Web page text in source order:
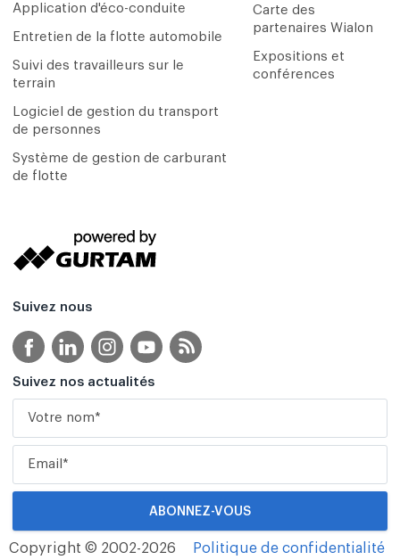
Application d'éco-conduite
Entretien de la flotte automobile
Suivi des travailleurs sur le
terrain
Logiciel de gestion du transport
de personnes
Système de gestion de carburant
de flotte
Carte des
partenaires Wialon
Expositions et
conférences
Suivez nous
Suivez nos actualités
Copyright © 2002-2026 Politique de confidentialité